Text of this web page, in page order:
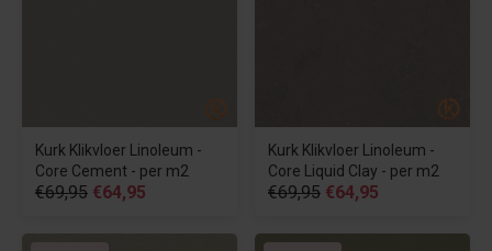
Kurk Klikvloer Linoleum -
Core Cement - per m2
€69,95 €64,95
Kurk Klikvloer Linoleum -
Core Liquid Clay - per m2
€69,95 €64,95